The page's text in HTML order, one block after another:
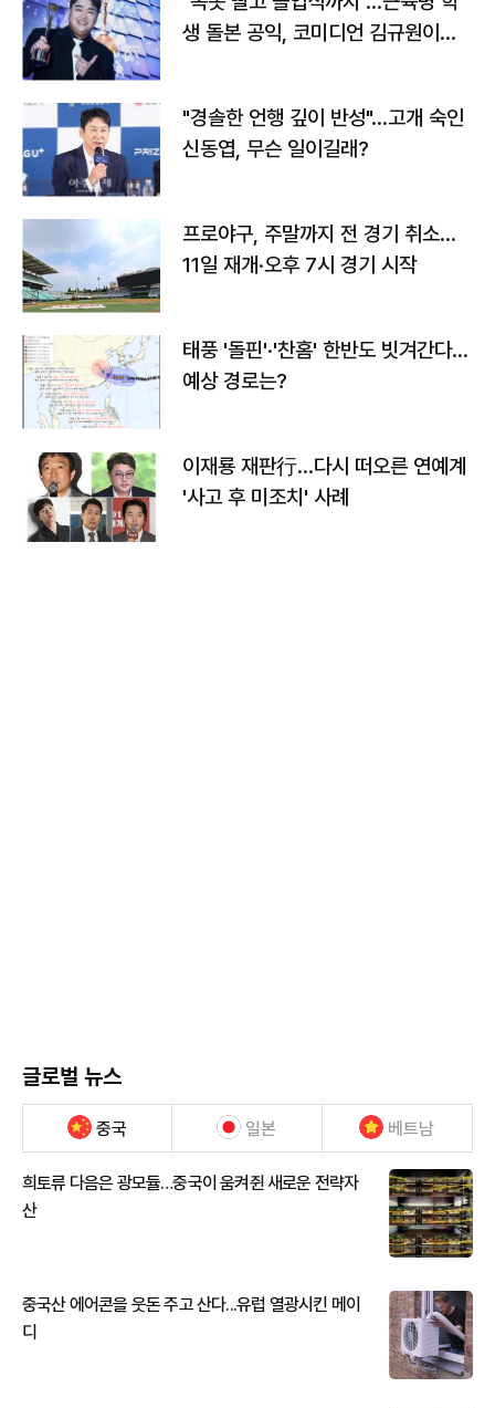
생 돌본 공익, 코미디언 김규원이었
"경솔한 언행 깊이 반성"…고개 숙인
신동엽, 무슨 일이길래?
프로야구, 주말까지 전 경기 취소…
11일 재개·오후 7시 경기 시작
태풍 '돌핀'·'찬홈' 한반도 빗겨간다…
예상 경로는?
이재룡 재판行…다시 떠오른 연예계
'사고 후 미조치' 사례
글로벌 뉴스
중국 일본 베트남
희토류 다음은 광모듈…중국이 움켜쥔 새로운 전략자
산
중국산 에어콘을 웃돈 주고 산다...유럽 열광시킨 메이
디